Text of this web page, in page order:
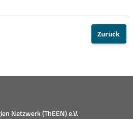
Zurück
Netzwerk (ThEEN) e.V.